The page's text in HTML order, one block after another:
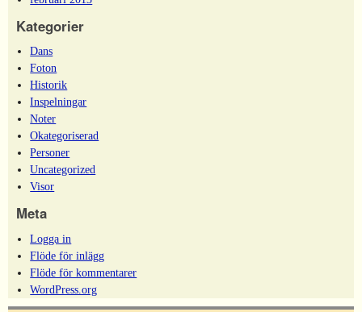
Kategorier
Dans
Foton
Historik
Inspelningar
Noter
Okategoriserad
Personer
Uncategorized
Visor
Meta
Logga in
Flöde för inlägg
Flöde för kommentarer
WordPress.org